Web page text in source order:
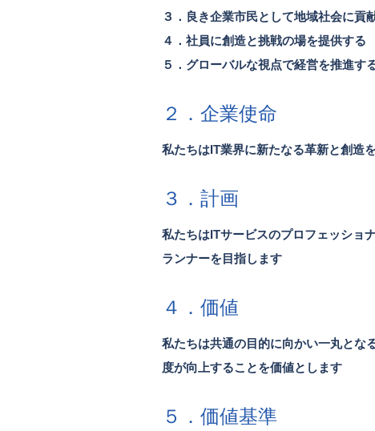
３．良き企業市民として地域社会に貢
４．社員に創造と挑戦の場を提供する
５．グローバルな視点で経営を推進す
２．企業使命
私たちはIT業界に新たなる革新と創造
３．計画
私たちはITサービスのプロフェッショ
ランナーを目指します
４．価値
私たちは共通の目的に向かい一丸とな
度が向上することを価値とします
５．価値基準